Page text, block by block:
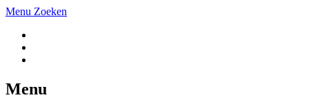
Menu Zoeken
Menu